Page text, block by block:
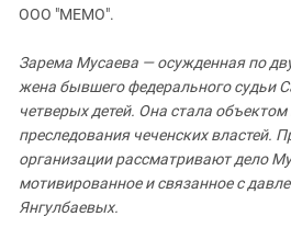
Российская Федерация
Северная Осетия - Алания
СКФО
Ставропольский край
Чечня
Южная Осетия
ООО "МЕМО".
Зарема Мусаева — осужденная по
жена бывшего федерального судьи
четверых детей. Она стала объектом
преследования чеченских властей.
организации рассматривают дело
мотивированное и связанное с
Янгулбаевых.